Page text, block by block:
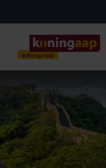
> Landinformatie China